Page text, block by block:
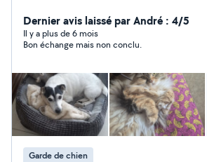
ensemble. Si vous avez besoin de
jardinage Je sais faire du petit
dépannage etc, à voir ensemble. Je sais dépanner une
d'aide pour vos papiers administratifs,
CV, vos lettres de motivation, je suis là. Je suis
soigneuse et consciencieuse dans mon
le travail bien fait. Si vous avez besoin
supplémentaires, n'hésitez pas à me
bientôt. Cathy V.
Dernier avis laissé par André : 4/5
Il y a plus de 6 mois
Bon échange mais non conclu.
Garde de chien